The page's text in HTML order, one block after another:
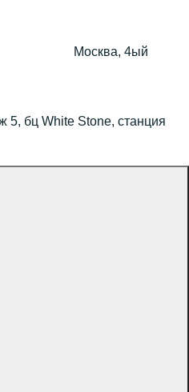
Москва, 4ый
5, бц White Stone, станция